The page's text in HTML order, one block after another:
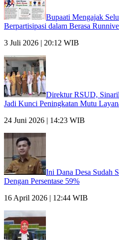
Bupaati Mengajak
Berpartisipasi dalam Berasa
3 Juli 2026 | 20:12 WIB
Direktur RSUD,
Jadi Kunci Peningkatan Mutu
24 Juni 2026 | 14:23 WIB
Ini Dana Desa Sudah
Dengan Persentase 59%
16 April 2026 | 12:44 WIB